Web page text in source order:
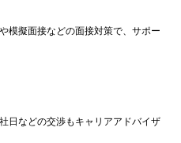
模擬面接などの面接対策で、サポー
日などの交渉もキャリアアドバイザ